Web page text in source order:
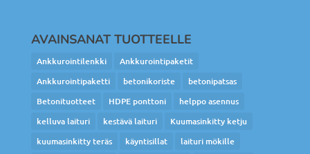
AVAINSANAT TUOTTEELLE
Ankkurointilenkki
Ankkurointipaketit
Ankkurointipaketti
betonikoriste
betonipatsas
Betonituotteet
HDPE ponttoni
helppo asennus
kelluva laituri
kestävä laituri
Kuumasinkitty ketju
kuumasinkitty teräs
käyntisillat
laituri mökille